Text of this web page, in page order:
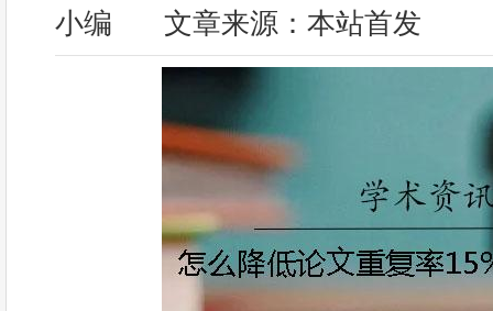
小编
文章来源：本站首发